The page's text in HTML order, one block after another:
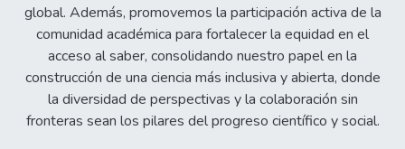
global. Además, promovemos la participación activa de la
comunidad académica para fortalecer la equidad en el
acceso al saber, consolidando nuestro papel en la
construcción de una ciencia más inclusiva y abierta, donde
la diversidad de perspectivas y la colaboración sin
fronteras sean los pilares del progreso científico y social.